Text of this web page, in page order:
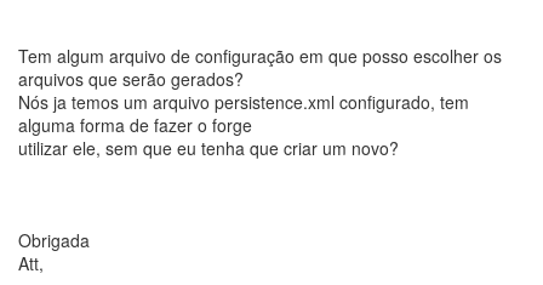
Tem algum arquivo de configuração em que posso escolher os
arquivos que serão gerados?
Nós ja temos um arquivo persistence.xml configurado, tem
alguma forma de fazer o forge
utilizar ele, sem que eu tenha que criar um novo?
Obrigada
Att,